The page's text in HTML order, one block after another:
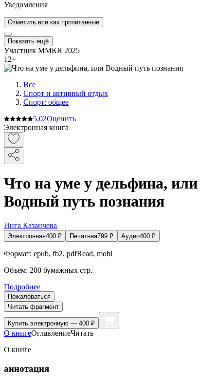
Уведомления
Отметить все как прочитанные
Показать ещё
Участник ММКЯ 2025
12+
Все
Спорт и активный oтдых
Спорт: общее
5.02Оценить
Электронная книга
Что на уме у дельфина, или
Водный путь познания
Инга Казанчева
Электронная400 ₽ Печатная799 ₽ Аудио400 ₽
Формат: epub, fb2, pdfRead, mobi
Объем: 200 бумажных стр.
Подробнее
Пожаловаться
Читать фрагмент
Купить электронную — 400 ₽
О книгеОглавлениеЧитать
О книге
аннотация